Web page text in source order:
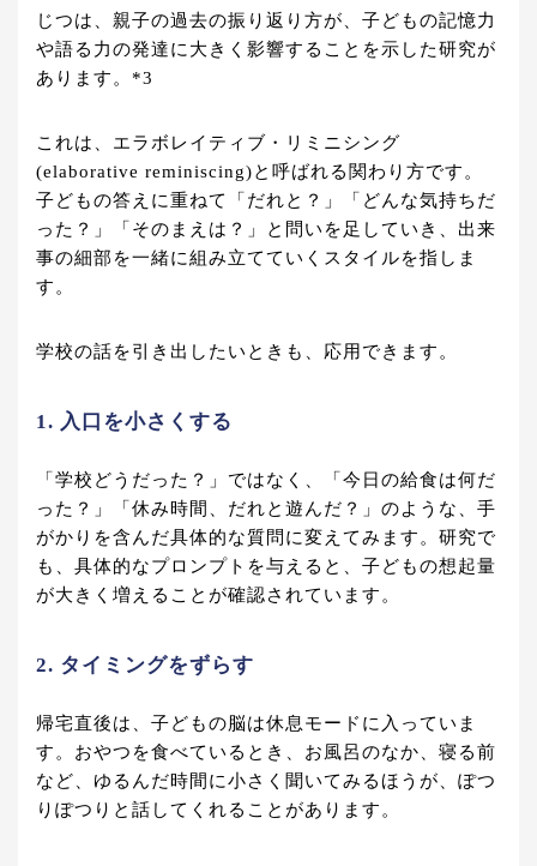
じつは、親子の過去の振り返り方が、子どもの記憶力
や語る力の発達に大きく影響することを示した研究が
あります。*3
これは、エラボレイティブ・リミニシング
(elaborative reminiscing)と呼ばれる関わり方です。
子どもの答えに重ねて「だれと？」「どんな気持ちだ
った？」「そのまえは？」と問いを足していき、出来
事の細部を一緒に組み立てていくスタイルを指しま
す。
学校の話を引き出したいときも、応用できます。
1. 入口を小さくする
「学校どうだった？」ではなく、「今日の給食は何だ
った？」「休み時間、だれと遊んだ？」のような、手
がかりを含んだ具体的な質問に変えてみます。研究で
も、具体的なプロンプトを与えると、子どもの想起量
が大きく増えることが確認されています。
2. タイミングをずらす
帰宅直後は、子どもの脳は休息モードに入っていま
す。おやつを食べているとき、お風呂のなか、寝る前
など、ゆるんだ時間に小さく聞いてみるほうが、ぽつ
りぽつりと話してくれることがあります。